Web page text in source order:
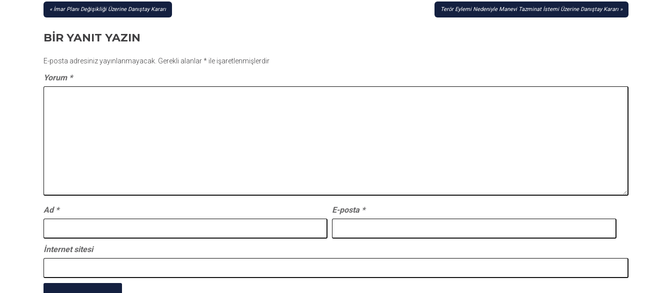
YAZI
İmar Planı Değişikliği Üzerine Danıştay Kararı Terör Eylemi Nedeniyle Manevi Tazminat İstemi Üzerine Danıştay Kararı
BIR YANIT YAZIN
E-posta adresiniz yayınlanmayacak. Gerekli alanlar* ile işaretlenmişlerdir
Yorum *
Ad * E-posta *
İnternet sitesi